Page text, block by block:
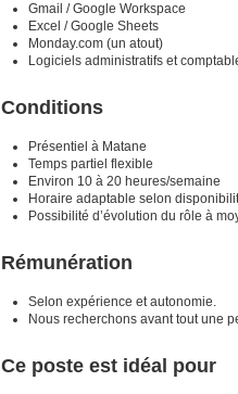
Gmail / Google Workspace
Excel / Google Sheets
Monday.com (un atout)
Logiciels administratifs et
Conditions
Présentiel à Matane
Temps partiel flexible
Environ 10 à 20 heures/semaine
Horaire adaptable selon
Possibilité d’évolution du rôle à
Rémunération
Selon expérience et autonomie.
Nous recherchons avant tout une
Ce poste est idéal pour